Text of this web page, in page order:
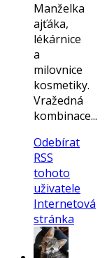
Manželka
ajťáka,
lékárnice
a
milovnice
kosmetiky.
Vražedná
kombinace...
Odebírat
RSS
tohoto
uživatele
Internetová
stránka